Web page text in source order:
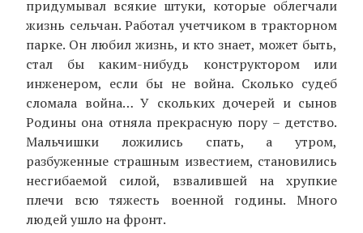
придумывал всякие штуки, которые облегчали
жизнь сельчан. Работал учетчиком в тракторном
парке. Он любил жизнь, и кто знает, может быть,
стал бы каким-нибудь конструктором или
инженером, если бы не война. Сколько судеб
сломала война… У скольких дочерей и сынов
Родины она отняла прекрасную пору – детство.
Мальчишки ложились спать, а утром,
разбуженные страшным известием, становились
несгибаемой силой, взвалившей на хрупкие
плечи всю тяжесть военной годины. Много
людей ушло на фронт.